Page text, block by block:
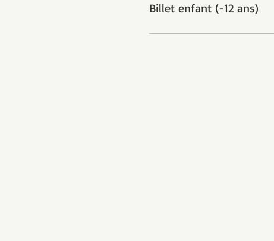
Billet enfant (-12 ans)